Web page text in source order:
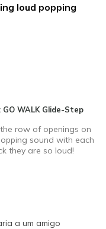
loud popping
WALK Glide-Step
row of openings on
sound with each
they are so loud!
a um amigo